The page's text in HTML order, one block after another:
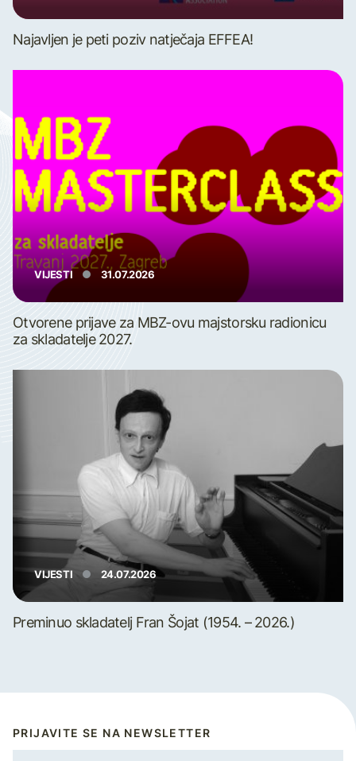
Najavljen je peti poziv natječaja EFFEA!
VIJESTI 31.07.2026
Otvorene prijave za MBZ-ovu majstorsku radionicu
za skladatelje 2027.
VIJESTI 24.07.2026
Preminuo skladatelj Fran Šojat (1954. – 2026.)
PRIJAVITE SE NA NEWSLETTER